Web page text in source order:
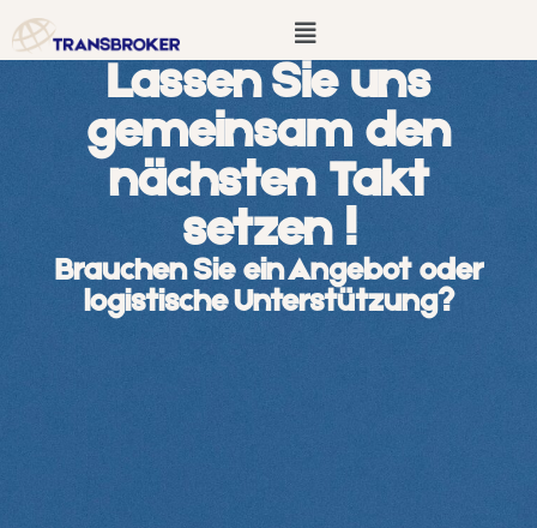
Inhalt
springen
Menü
Lassen Sie uns
gemeinsam den
nächsten Takt
setzen !
Brauchen Sie ein Angebot oder
logistische Unterstützung?